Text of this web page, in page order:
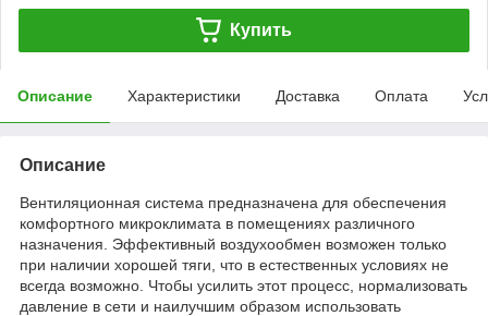
Купить
Описание Характеристики Доставка Оплата
Описание
Вентиляционная система предназначена для обеспечения
комфортного микроклимата в помещениях различного
назначения. Эффективный воздухообмен возможен только
при наличии хорошей тяги, что в естественных условиях не
всегда возможно. Чтобы усилить этот процесс, нормализовать
давление в сети и наилучшим образом использовать